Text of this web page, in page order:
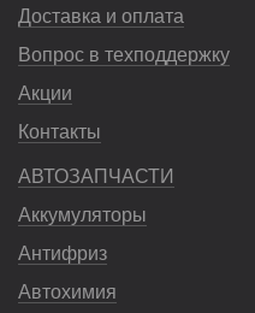
Доставка и оплата
Вопрос в техподдержку
Акции
Контакты
АВТОЗАПЧАСТИ
Аккумуляторы
Антифриз
Автохимия